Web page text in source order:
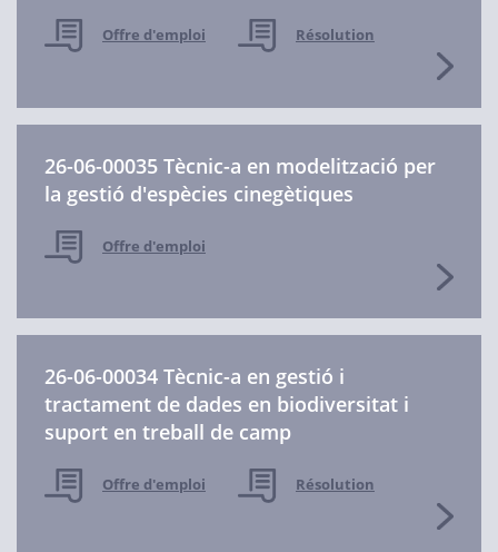
Offre d'emploi Résolution
26-06-00035 Tècnic-a en modelització per
la gestió d'espècies cinegètiques
Offre d'emploi
26-06-00034 Tècnic-a en gestió i
tractament de dades en biodiversitat i
suport en treball de camp
Offre d'emploi Résolution